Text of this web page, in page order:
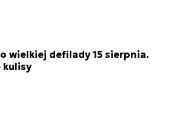
wielkiej defilady 15 sierpnia.
kulisy